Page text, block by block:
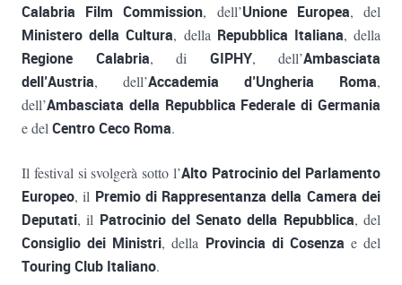
Calabria Film Commission, dell’Unione Europea, del
Ministero della Cultura, della Repubblica Italiana, della
Regione Calabria, di GIPHY, dell’Ambasciata
dell’Austria, dell’Accademia d’Ungheria Roma,
dell’Ambasciata della Repubblica Federale di Germania
e delCentro Ceco Roma.
Il festival si svolgerà sotto l’Alto Patrocinio del Parlamento
Europeo, il Premio di Rappresentanza della Camera dei
Deputati, il Patrocinio del Senato della Repubblica, del
Consiglio dei Ministri, della Provincia di Cosenza e del
Touring Club Italiano.